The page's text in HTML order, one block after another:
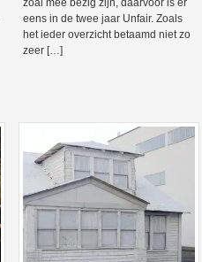
zoal mee bezig zijn, daarvoor is er
eens in de twee jaar Unfair. Zoals
het ieder overzicht betaamd niet zo
zeer […]